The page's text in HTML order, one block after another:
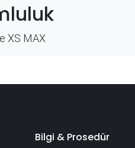
XS MAX
Bilgi & Prosedür